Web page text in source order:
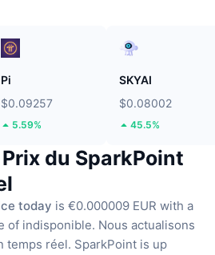
Pi
$0.09257
5.59%
SKYAI
$0.08002
45.5%
du SparkPoint
today is €0.000009 EUR with a
of indisponible. Nous actualisons
temps réel. SparkPoint is up